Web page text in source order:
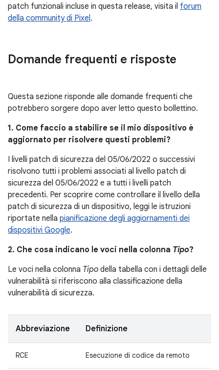
patch funzionali incluse in questa release, visita il forum
della community di Pixel.
Domande frequenti e risposte
Questa sezione risponde alle domande frequenti che
potrebbero sorgere dopo aver letto questo bollettino.
1. Come faccio a stabilire se il mio dispositivo è
aggiornato per risolvere questi problemi?
I livelli patch di sicurezza del 05/06/2022 o successivi
risolvono tutti i problemi associati al livello patch di
sicurezza del 05/06/2022 e a tutti i livelli patch
precedenti. Per scoprire come controllare il livello della
patch di sicurezza di un dispositivo, leggi le istruzioni
riportate nella pianificazione degli aggiornamenti dei
dispositivi Google.
2. Che cosa indicano le voci nella colonna Tipo?
Le voci nella colonna Tipo della tabella con i dettagli delle
vulnerabilità si riferiscono alla classificazione della
vulnerabilità di sicurezza.
Abbreviazione Definizione
RCE Esecuzione di codice da remoto